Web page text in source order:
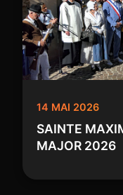
14 MAI 2026
SAINTE
MAJOR 2026